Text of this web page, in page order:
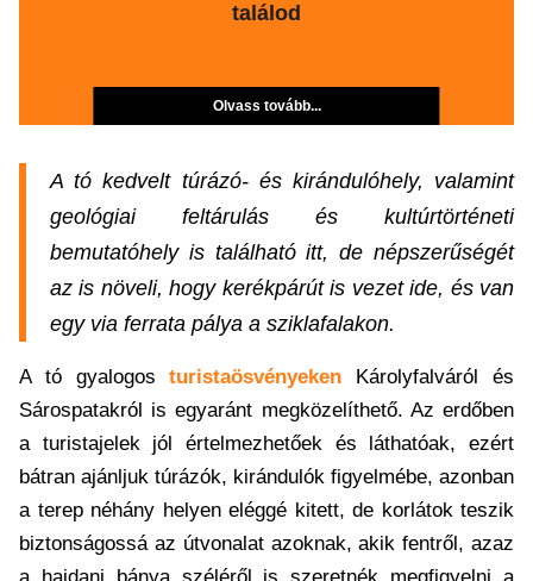
találod
Olvass tovább...
A tó kedvelt túrázó- és kirándulóhely, valamint
geológiai feltárulás és kultúrtörténeti
bemutatóhely is található itt, de népszerűségét
az is növeli, hogy kerékpárút is vezet ide, és van
egy via ferrata pálya a sziklafalakon.
A tó gyalogosturistaösvényeken Károlyfalváról és
Sárospatakról is egyaránt megközelíthető. Az erdőben
a turistajelek jól értelmezhetőek és láthatóak, ezért
bátran ajánljuk túrázók, kirándulók figyelmébe, azonban
a terep néhány helyen eléggé kitett, de korlátok teszik
biztonságossá az útvonalat azoknak, akik fentről, azaz